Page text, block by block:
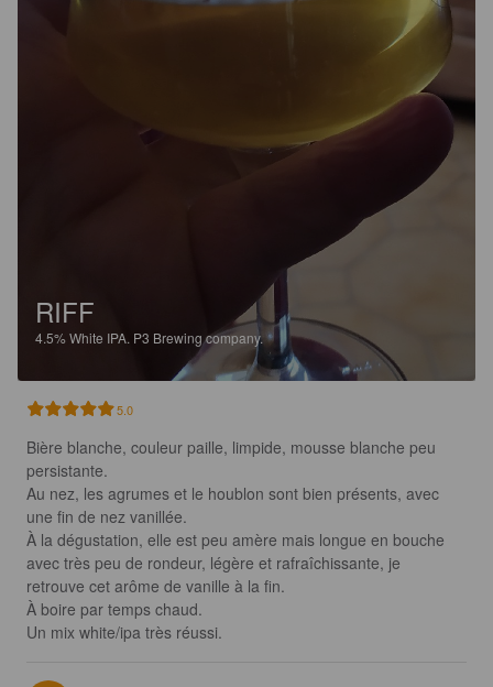
RIFF
4.5%White IPA. P3 Brewing company.
5.0
Bière blanche, couleur paille, limpide, mousse blanche peu
persistante.
Au nez, les agrumes et le houblon sont bien présents, avec
une fin de nez vanillée.
À la dégustation, elle est peu amère mais longue en bouche
avec très peu de rondeur, légère et rafraîchissante, je
retrouve cet arôme de vanille à la fin.
À boire par temps chaud.
Un mix white/ipa très réussi.